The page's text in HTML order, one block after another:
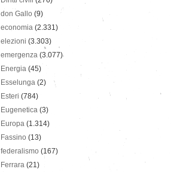
don Gallo (9)
economia (2.331)
elezioni (3.303)
emergenza (3.077)
Energia (45)
Esselunga (2)
Esteri (784)
Eugenetica (3)
Europa (1.314)
Fassino (13)
federalismo (167)
Ferrara (21)